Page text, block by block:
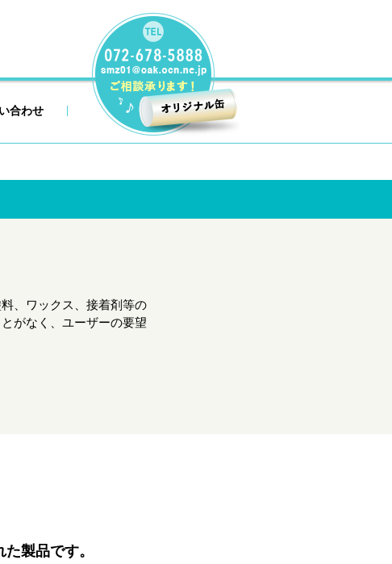
合わせ
、ワックス、接着剤等の
がなく、ユーザーの要望
製品です。